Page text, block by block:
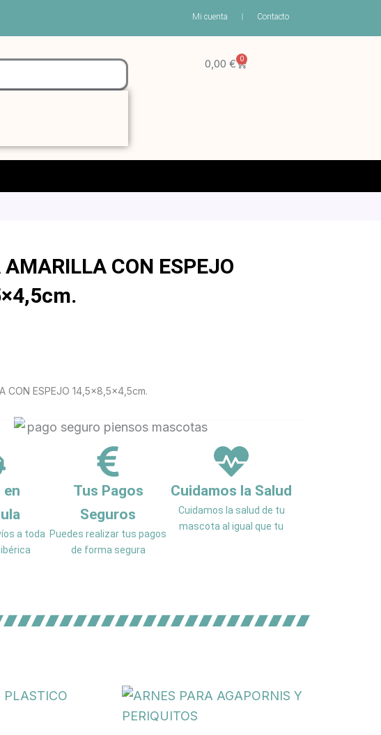
Mi cuenta Contacto
0,00 € 0
Carrito
AMARILLA CON ESPEJO
CON ESPEJO 14,5×8,5×4,5cm.
en
a toda
Tus Pagos
Seguros
Puedes realizar tus pagos
de forma segura
Cuidamos la Salud
Cuidamos la salud de tu
mascota al igual que tu